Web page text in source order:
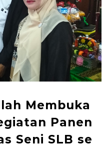
Membuka
Panen
Seni SLB se